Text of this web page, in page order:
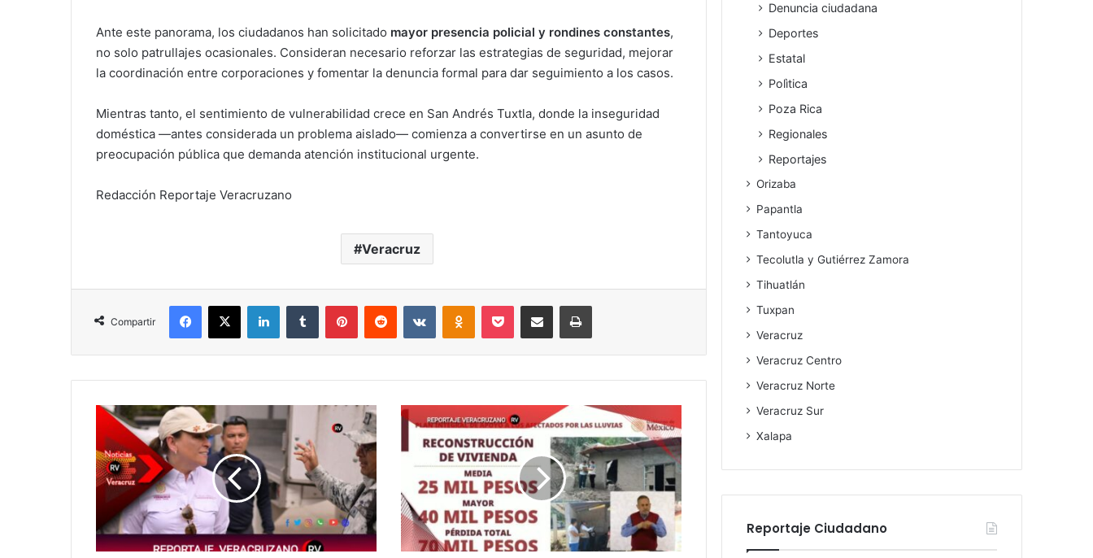
Ante este panorama, los ciudadanos han solicitado mayor presencia policial y rondines constantes,
no solo patrullajes ocasionales. Consideran necesario reforzar las estrategias de seguridad, mejorar
la coordinación entre corporaciones y fomentar la denuncia formal para dar seguimiento a los casos.
Mientras tanto, el sentimiento de vulnerabilidad crece en San Andrés Tuxtla, donde la inseguridad
doméstica —antes considerada un problema aislado— comienza a convertirse en un asunto de
preocupación pública que demanda atención institucional urgente.
Redacción Reportaje Veracruzano
Veracruz
Compartir
Facebook
X LinkedInTumblr PinterestReddit VKontakteOdnoklassniki
Pocket Compartir por correo electrónicoImprimir
Arranca
entrega
de
apoyos
por
pesos
a
Gobierno
Federal
ampliará
apoyos
económicos
en
la
zona
norte
Denuncia ciudadana
Deportes
Estatal
Polìtica
Poza Rica
Regionales
Reportajes
Orizaba
Papantla
Tantoyuca
Tecolutla y Gutiérrez Zamora
Tihuatlán
Tuxpan
Veracruz
Veracruz Centro
Veracruz Norte
Veracruz Sur
Xalapa
Reportaje Ciudadano